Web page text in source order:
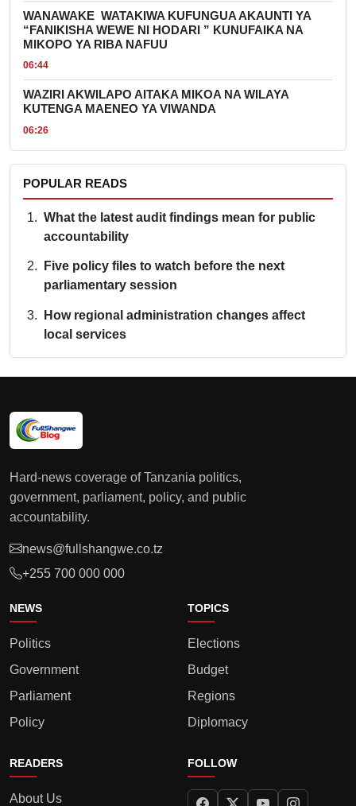
WANAWAKE WATAKIWA KUFUNGUA AKAUNTI YA
“FANIKISHA WEWE NI HODARI ” KUNUFAIKA NA
MIKOPO YA RIBA NAFUU
06:44
WAZIRI AKWILAPO AITAKA MIKOA NA WILAYA
KUTENGA MAENEO YA VIWANDA
06:26
POPULAR READS
What the latest audit findings mean for public
accountability
Five policy files to watch before the next
parliamentary session
How regional administration changes affect
local services
Hard-news coverage of Tanzania politics,
government, parliament, policy, and public
accountability.
news@fullshangwe.co.tz
+255 700 000 000
NEWS
Politics
Government
Parliament
Policy
TOPICS
Elections
Budget
Regions
Diplomacy
READERS
About Us
FOLLOW